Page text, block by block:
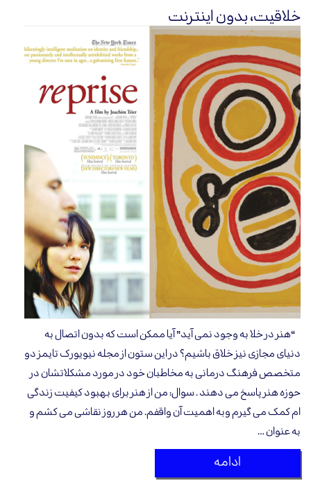
خلاقیت، بدون اینترنت
“هنر در خلا به وجود نمی آید” آیا ممکن است که بدون اتصال به
دنیای مجازی نیز خلاق باشیم؟ در این ستون از مجله نیویورک تایمز دو
متخصص فرهنگ درمانی به مخاطبان خود در مورد مشکلاتشان در
حوزه هنر پاسخ می دهند . سوال: من از هنر برای بهبود کیفیت زندگی
ام کمک می گیرم وبه اهمیت آن واقفم. من هر روز نقاشی می کشم و
به عنوان …
ادامه